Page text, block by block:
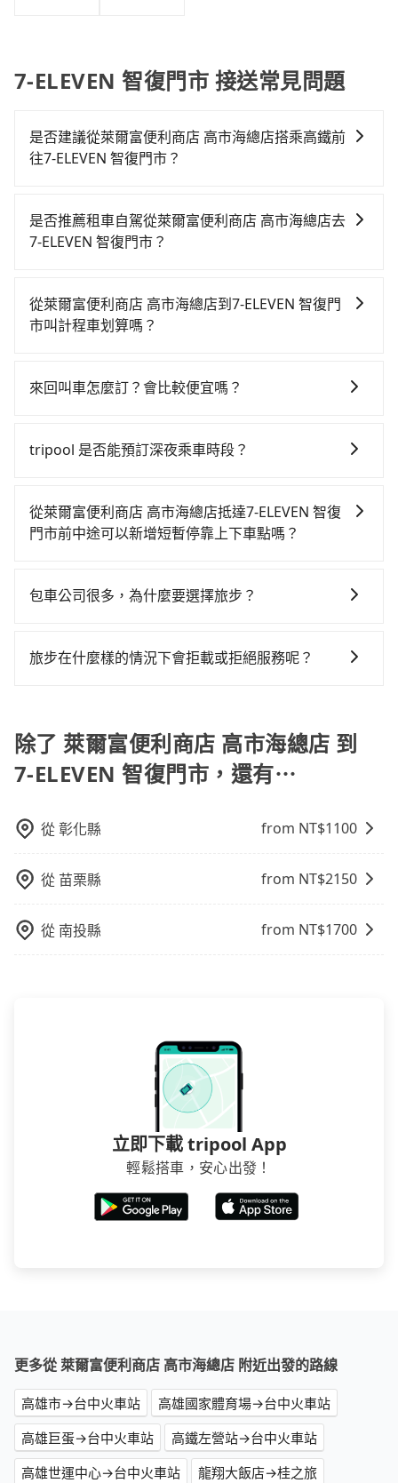
7-ELEVEN 智復門市 接送常見問題
是否建議從萊爾富便利商店 高市海總店搭乘高鐵前
往7-ELEVEN 智復門市？
智復門市，高鐵乘坐舒適、省時、較貴！從最早05:50一
直到22:55，左營-台中一天最多有90班次高鐵可搭乘。
通過閘口、並在月台上等待列車的到來，大概又過了20
分鐘，再乘坐42~69分鐘（平均57分）的高鐵從左營站
費400元後，抵達7-ELEVEN 智復門市 (台中市東區) 的目
用tripool並到府專車接送，則每人平均花費約830元，
於不是這麼趕時間的人來說，預約tripool還是比較划算
的。如果你是三人以下要乘車，也可參考tripool的拼車
是否推薦租車自駕從萊爾富便利商店 高市海總店去
7-ELEVEN 智復門市？
時不需要閉目養神（因為要自己開車），最重要的是你
當天就要來回，那在高雄路邊可隨租隨借的iRent應該是
富便利商店 高市海總店到7-ELEVEN 智復門市的花費預
的每小時40元路邊停車費用預估進去，但額外的汽車保
體驗較差的車款，如果人數超過四位，更是沒有較大的
七人座或九人座可供選擇，而且無人租車最令人詬病的
透一樣。另外，偶爾也會遇到明明已經預約了時間但上
有不小的風險。最後，雖然路邊隨租隨還看似方便，但
從萊爾富便利商店 高市海總店到7-ELEVEN 智復門
市叫計程車划算嗎？
灣大車隊、Uber、Line Taxi、Yoxi等，如果在路邊攔不
格約為4,175~5,000元間，但如改預約tripool可省高達
門市的最佳選擇。
來回叫車怎麼訂？會比較便宜嗎？
趟車的資訊，所以如果需要來回叫車，請分兩筆訂單預
不限單程或來回。
tripool 是否能預訂深夜乘車時段？
從萊爾富便利商店 高市海總店抵達7-ELEVEN 智復
門市前中途可以新增短暫停靠上下車點嗎？
便利商店 高市海總店前往7-ELEVEN 智復門市的途中可
就會有額外的等待時間，收取額外費用是必要的補償。
包車公司很多，為什麼要選擇旅步？
策也是完全透明的，不會有任何隱藏費用。此外，我們
旅步在什麼樣的情況下會拒載或拒絕服務呢？
訂購時填寫的數量。請務必確實填寫當日實際攜帶的行
李及乘坐的總人數，包含成人及兒童／嬰幼兒。 2) 孩童
同行，卻無自備或加購兒童座椅。提醒您，為了保護孩
必須乘坐兒童座椅。 3) 搭乘寵物友善專車卻沒有裝籠。
避免影響行車安全，請您務將寵物置入提籠或提袋內。
除了 萊爾富便利商店 高市海總店 到
7-ELEVEN 智復門市，還有⋯
從彰化縣 from NT$1100
從 苗栗縣 from NT$2150
從 南投縣 from NT$1700
立即下載 tripool App
輕鬆搭車，安心出發！
更多從 萊爾富便利商店 高市海總店 附近出發的路線
高雄市→台中火車站
高雄國家體育場→台中火車站
高雄巨蛋→台中火車站
高鐵左營站→台中火車站
高雄世運中心→台中火車站
龍翔大飯店→桂之旅